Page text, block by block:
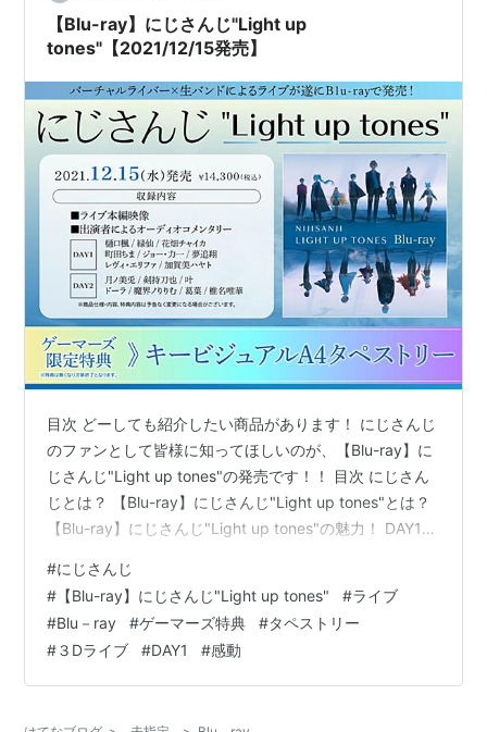
【Blu-ray】にじさんじ"Light up
tones"【2021/12/15発売】
目次 どーしても紹介したい商品があります！ にじさんじ
のファンとして皆様に知ってほしいのが、【Blu-ray】に
じさんじ"Light up tones"の発売です！！ 目次 にじさん
じとは？ 【Blu-ray】にじさんじ"Light up tones"とは？
【Blu-ray】にじさんじ"Light up tones"の魅力！ DAY1出
じ』は、ANYCOLOR株式会社が開発するiPhone X専用
のスマートフォンアプリ。また、そのアプリを使用して
活動し、同社が運営を担当する、同名のバーチャルライ
バーグループ 名になります。 【Blu…
#にじさんじ
# 【Blu-ray】にじさんじ"Light up tones" #ライブ
#Blu－ray #ゲーマーズ特典 #タペストリー
#３Dライブ #DAY1 #感動